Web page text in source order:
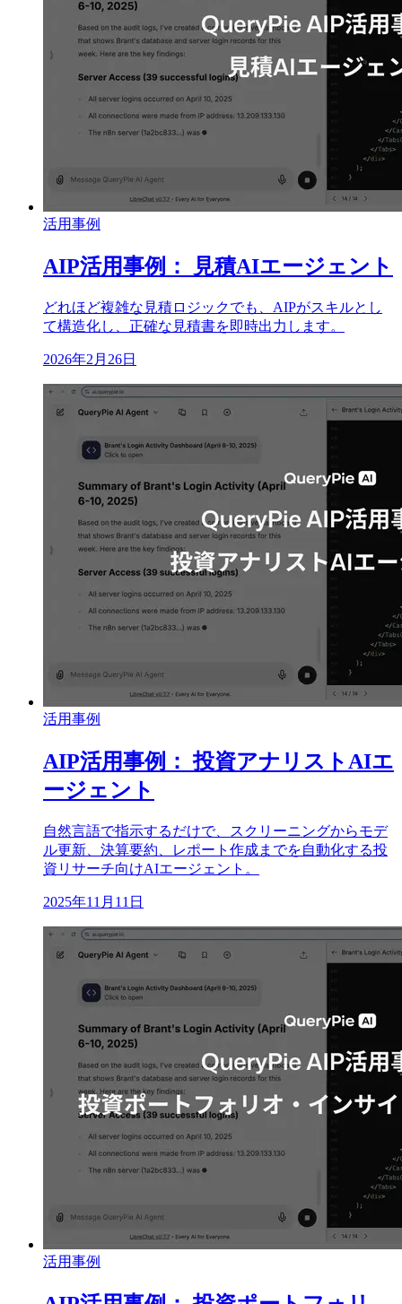
活用事例
AIP活用事例： 見積AIエージェント
どれほど複雑な見積ロジックでも、AIPがスキルとし
て構造化し、正確な見積書を即時出力します。
2026年2月26日
活用事例
AIP活用事例： 投資アナリストAIエ
ージェント
自然言語で指示するだけで、スクリーニングからモデ
ル更新、決算要約、レポート作成までを自動化する投
資リサーチ向けAIエージェント。
2025年11月11日
活用事例